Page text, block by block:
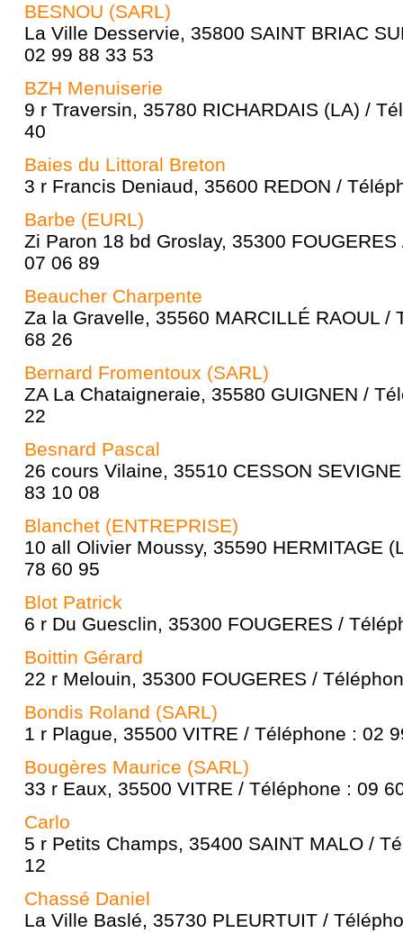
BESNOU (SARL)
La Ville Desservie, 35800 SAINT BRIAC
02 99 88 33 53
BZH Menuiserie
9 r Traversin, 35780 RICHARDAIS (LA) /
40
Baies du Littoral Breton
3 r Francis Deniaud, 35600 REDON /
Barbe (EURL)
Zi Paron 18 bd Groslay, 35300
07 06 89
Beaucher Charpente
Za la Gravelle, 35560 MARCILLÉ RAOUL /
68 26
Bernard Fromentoux (SARL)
ZA La Chataigneraie, 35580 GUIGNEN /
22
Besnard Pascal
26 cours Vilaine, 35510 CESSON
83 10 08
Blanchet (ENTREPRISE)
10 all Olivier Moussy, 35590 HERMITAGE
78 60 95
Blot Patrick
6 r Du Guesclin, 35300 FOUGERES /
Boittin Gérard
22 r Melouin, 35300 FOUGERES /
Bondis Roland (SARL)
1 r Plague, 35500 VITRE / Téléphone : 02
Bougères Maurice (SARL)
33 r Eaux, 35500 VITRE / Téléphone : 09
Carlo
5 r Petits Champs, 35400 SAINT MALO /
12
Chassé Daniel
La Ville Baslé, 35730 PLEURTUIT /